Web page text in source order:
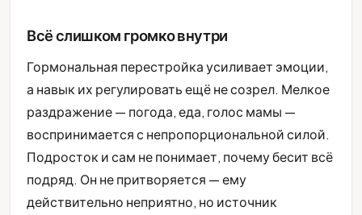
Всё слишком громко внутри
Гормональная перестройка усиливает эмоции,
а навык их регулировать ещё не созрел. Мелкое
раздражение — погода, еда, голос мамы —
воспринимается с непропорциональной силой.
Подросток и сам не понимает, почему бесит всё
подряд. Он не притворяется — ему
действительно неприятно, но источник